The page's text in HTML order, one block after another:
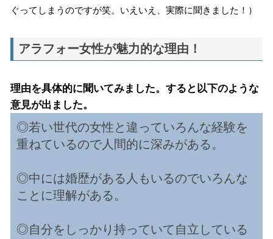
ぐってしまうのですが笑。いえいえ、実際に聞きました！）
アラフォー女性が魅力的な理由！
理由を具体的に聞いてみました。すると以下のような
意見が出ました。
◎若い世代の女性と違っていろんな経験を
重ねているので人間的に深みがある。
◎中には婚歴がある人もいるのでいろんな
ことに理解がある。
◎自分をしっかり持っていて自立している